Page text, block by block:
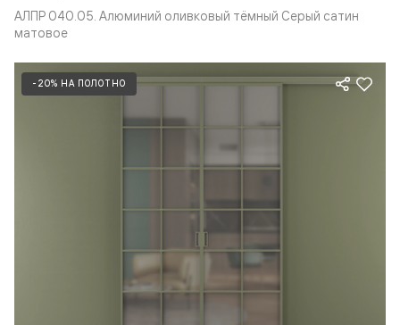
АЛПР 040.05. Алюминий оливковый тёмный Серый сатин
матовое
-20% НА ПОЛОТНО